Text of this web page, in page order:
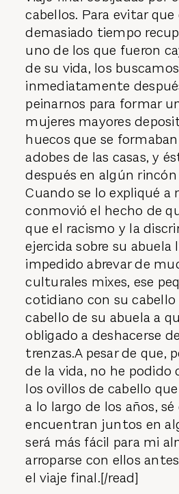
cabellos. Para evitar
demasiado tiempo
uno de los que fueron
de su vida, los buscamos
inmediatamente
peinarnos para formar
mujeres mayores
huecos que se
adobes de las casas, y
después en algún
Cuando se lo expliqué a
conmovió el hecho de
que el racismo y la
ejercida sobre su abuela
impedido abrevar de
culturales mixes, ese
cotidiano con su cabello
cabello de su abuela a
obligado a deshacerse
trenzas.A pesar de que,
de la vida, no he podido
los ovillos de cabello
a lo largo de los años, sé
encuentran juntos en
será más fácil para mi
arroparse con ellos
el viaje final.[/read]